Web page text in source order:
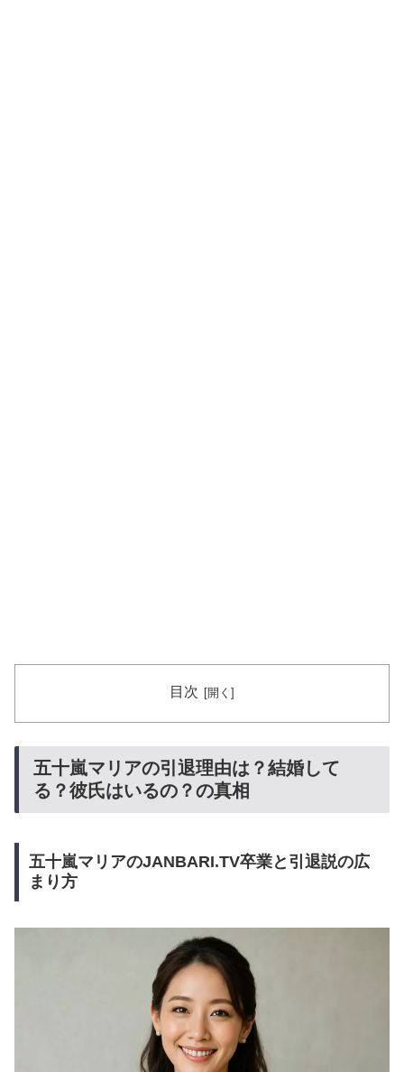
目次
五十嵐マリアの引退理由は？結婚して
る？彼氏はいるの？の真相
五十嵐マリアのJANBARI.TV卒業と引退説の広
まり方